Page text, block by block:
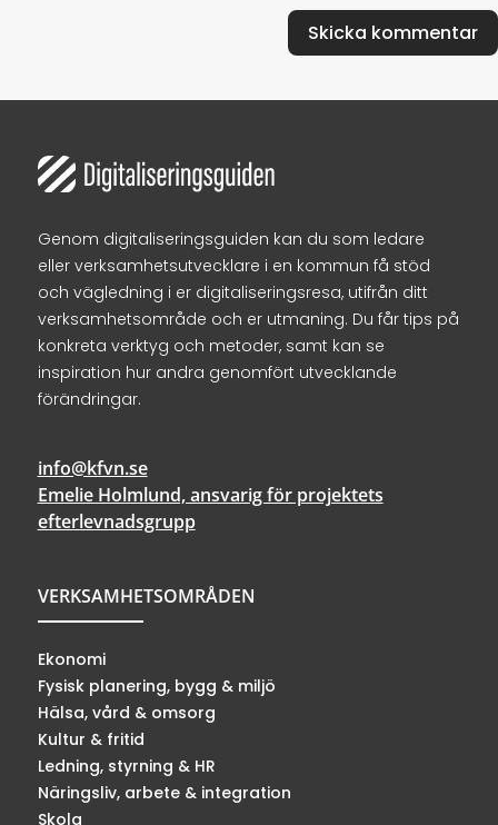
Genom digitaliseringsguiden kan du som ledare
eller verksamhetsutvecklare i en kommun få stöd
och vägledning i er digitaliseringsresa, utifrån ditt
verksamhetsområde och er utmaning. Du får tips på
konkreta verktyg och metoder, samt kan se
inspiration hur andra genomfört utvecklande
förändringar.
info@kfvn.se
Emelie Holmlund, ansvarig för projektets
efterlevnadsgrupp
VERKSAMHETSOMRÅDEN
Ekonomi
Fysisk planering, bygg & miljö
Hälsa, vård & omsorg
Kultur & fritid
Ledning, styrning & HR
Näringsliv, arbete & integration
Skola